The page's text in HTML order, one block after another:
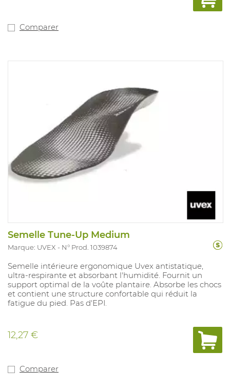
Comparer
Semelle Tune-Up Medium
Marque: UVEX N° Prod. 1039874
Semelle intérieure ergonomique Uvex antistatique,
ultra-respirante et absorbant l'humidité. Fournit un
support optimal de la voûte plantaire. Absorbe les chocs
et contient une structure confortable qui réduit la
fatigue du pied. Pas d'EPI.
12,27 €
Comparer